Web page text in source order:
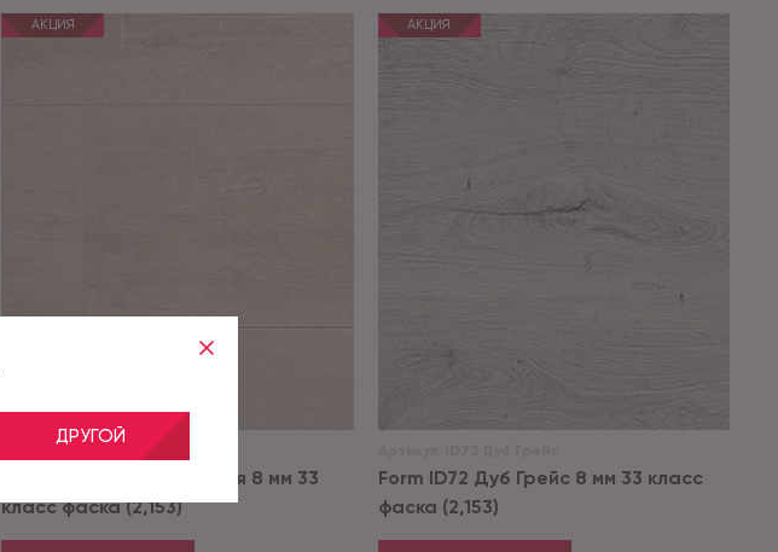
ДРУГОЙ
АКЦИЯ
ID69 Олива Галатея
Form ID69 Олива Галатея 8 мм 33
класс фаска (2,153)
АКЦИЯ
Form ID72 Дуб Грейс 8 мм 33 класс
фаска (2,153)